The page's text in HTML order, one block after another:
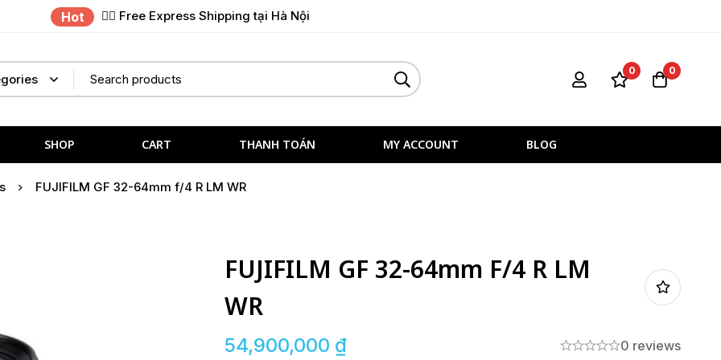
Hot ✌🏼 Free Express Shipping tại Hà Nội
0 0
SHOP CART THANH TOÁN MY ACCOUNT BLOG
FUJIFILM GF 32-64mm f/4 R LM WR
FUJIFILM GF 32-64mm F/4 R LM
WR
54,900,000 ₫ 0 reviews